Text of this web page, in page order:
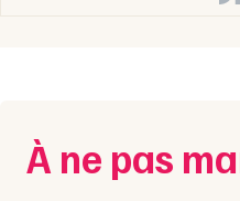
À ne pas